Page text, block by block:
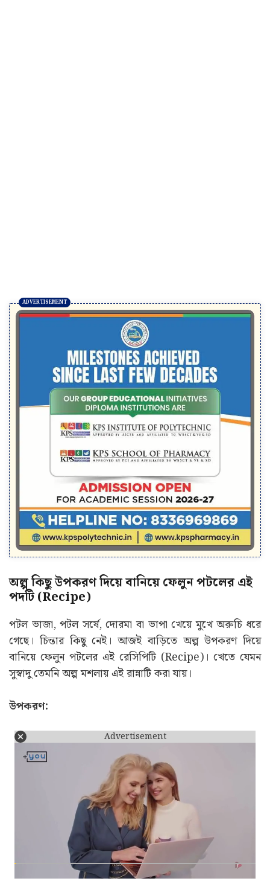
অল্প কিছু উপকরণ দিয়ে বানিয়ে ফেলুন পটলের এই
পদটি (Recipe)
পটল ভাজা, পটল সর্ষে, দোরমা বা ভাপা খেয়ে মুখে অরুচি ধরে
গেছে। চিন্তার কিছু নেই। আজই বাড়িতে অল্প উপকরণ দিয়ে
বানিয়ে ফেলুন পটলের এই রেসিপিটি (Recipe)। খেতে যেমন
সুস্বাদু তেমনি অল্প মশলায় এই রান্নাটি করা যায়।
উপকরণ:
Advertisement